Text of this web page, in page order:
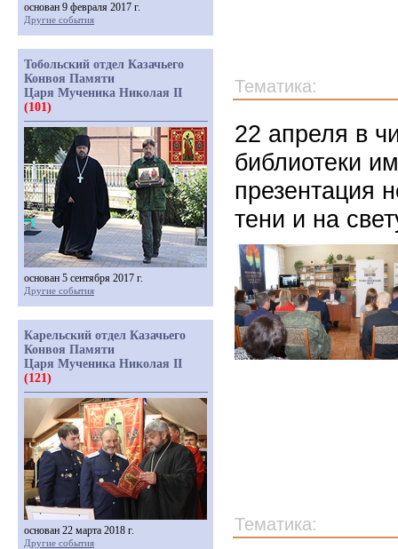
Тематика:
22 апреля в
библиотеки
презентация
тени и на
Тематика:
основан 9 февраля 2017 г.
Другие события
Тобольский отдел Казачьего
Конвоя Памяти
Царя Мученика Николая II
(101)
основан 5 сентября 2017 г.
Другие события
Карельский отдел Казачьего
Конвоя Памяти
Царя Мученика Николая II
(121)
основан 22 марта 2018 г.
Другие события